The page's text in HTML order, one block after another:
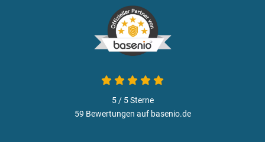
5 / 5Sterne
59 Bewertungen auf basenio.de